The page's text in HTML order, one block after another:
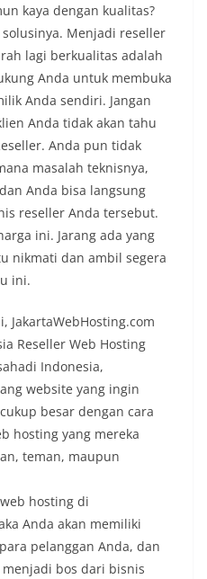
kaya dengan kualitas?
Menjadi reseller
lagi berkualitas adalah
Anda untuk membuka
Anda sendiri. Jangan
Anda tidak akan tahu
Anda pun tidak
masalah teknisnya,
Anda bisa langsung
reseller Anda tersebut.
ini. Jarang ada yang
nikmati dan ambil segera
ini.
JakartaWebHosting.com
Reseller Web Hosting
Indonesia,
website yang ingin
besar dengan cara
hosting yang mereka
teman, maupun
hosting di
Anda akan memiliki
pelanggan Anda, dan
bos dari bisnis